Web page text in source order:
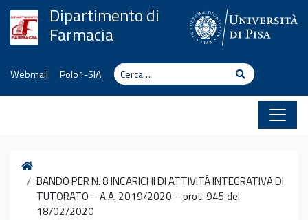
Vai al contenutoDipartimento di
Farmacia
Webmail Polo1-SIA Cerca Cerca
Home
BANDO PER N. 8 INCARICHI DI ATTIVITÀ INTEGRATIVA DI
TUTORATO – A.A. 2019/2020 – prot. 945 del
18/02/2020